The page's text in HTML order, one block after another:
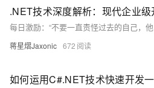
蒋星熠Jaxonic 672
如何运用C#.NET技术快速开发